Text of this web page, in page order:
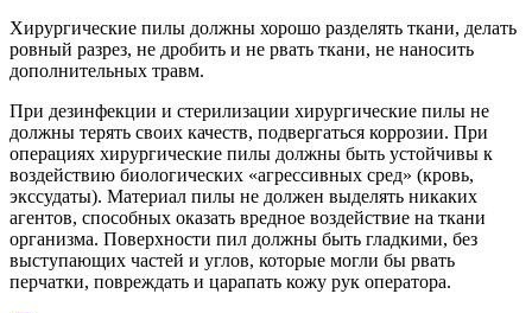
Хирургические пилы должны хорошо разделять ткани, делать
ровный разрез, не дробить и не рвать ткани, не наносить
дополнительных травм.
При дезинфекции и стерилизации хирургические пилы не
должны терять своих качеств, подвергаться коррозии. При
операциях хирургические пилы должны быть устойчивы к
воздействию биологических «агрессивных сред» (кровь,
экссудаты). Материал пилы не должен выделять никаких
агентов, способных оказать вредное воздействие на ткани
организма. Поверхности пил должны быть гладкими, без
выступающих частей и углов, которые могли бы рвать
перчатки, повреждать и царапать кожу рук оператора.